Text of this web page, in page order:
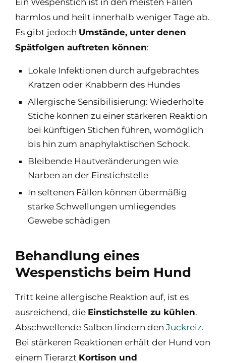
harmlos und heilt innerhalb weniger Tage ab.
Es gibt jedoch Umstände, unter denen
Spätfolgen auftreten können:
Lokale Infektionen durch aufgebrachtes
Kratzen oder Knabbern des Hundes
Allergische Sensibilisierung: Wiederholte
Stiche können zu einer stärkeren Reaktion
bei künftigen Stichen führen, womöglich
bis hin zum anaphylaktischen Schock.
Bleibende Hautveränderungen wie
Narben an der Einstichstelle
In seltenen Fällen können übermäßig
starke Schwellungen umliegendes
Gewebe schädigen
Behandlung eines
Wespenstichs beim Hund
Tritt keine allergische Reaktion auf, ist es
ausreichend, die Einstichstelle zu kühlen.
Abschwellende Salben lindern den Juckreiz.
Bei stärkeren Reaktionen erhält der Hund von
einem Tierarzt Kortison und